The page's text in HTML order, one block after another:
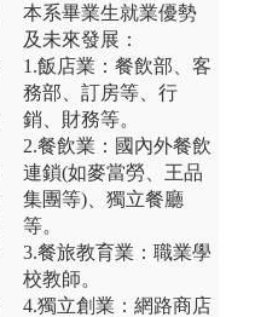
本系畢業生就業優勢
及未來發展：
1.飯店業：餐飲部、客
務部、訂房等、行
銷、財務等。
2.餐飲業：國內外餐飲
連鎖(如麥當勞、王品
集團等)、獨立餐廳
等。
3.餐旅教育業：職業學
校教師。
4.獨立創業：網路商店